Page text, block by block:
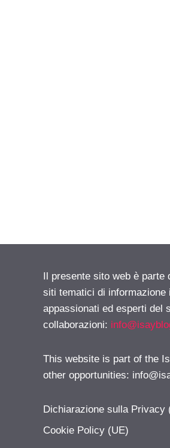
Il presente sito web è parte
siti tematici di informazione
appassionati ed esperti del
collaborazioni:
This website is part of the
other opportunities:
Dichiarazione sulla Privacy
Cookie Policy (UE)